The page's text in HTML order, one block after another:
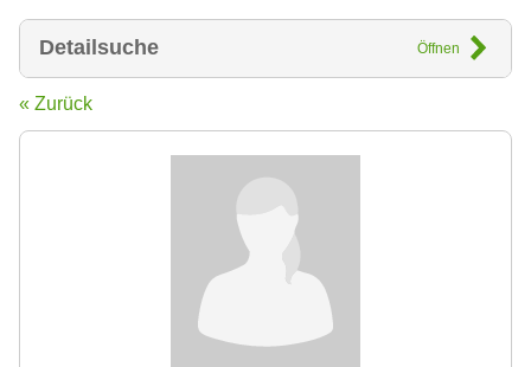
Detailsuche Öffnen
« Zurück